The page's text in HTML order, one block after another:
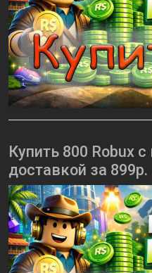
Купить 800 Robux
доставкой за 899р.